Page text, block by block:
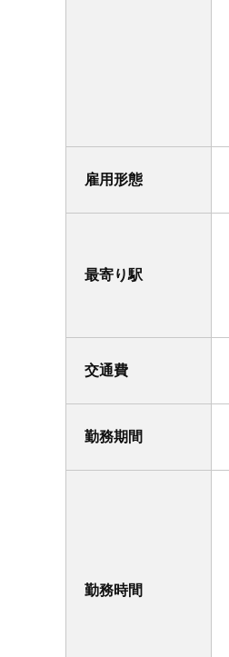
雇用形態
最寄り駅
交通費
勤務期間
勤務時間